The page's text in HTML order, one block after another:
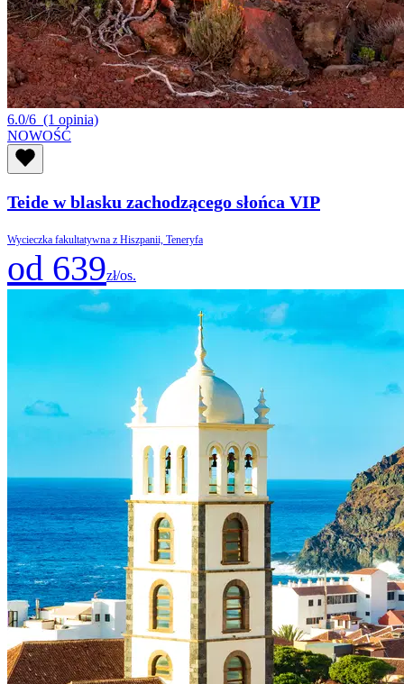
6.0/6 (1 opinia)
NOWOŚĆ
Teide w blasku zachodzącego słońca VIP
Wycieczka fakultatywna z Hiszpanii, Teneryfa
od 639zł/os.